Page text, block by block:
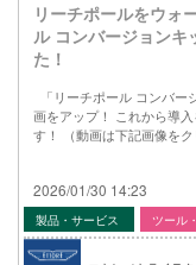
リーチポールをウォ
ル コンバージョンキ
た！
「リーチポール コンバー
画をアップ！ これから導
す！ （動画は下記画像を
2026/01/30 14:23
製品・サービス ツール